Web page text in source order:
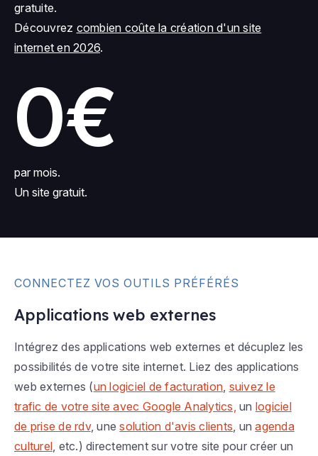
gratuite.
Découvrez combien coûte la création d'un site
internet en 2026.
0€
par mois.
Un site gratuit.
CONNECTEZ VOS OUTILS PRÉFÉRÉS
Applications web externes
Intégrez des applications web externes et décuplez les
possibilités de votre site internet. Liez des applications
web externes (un logiciel de facturation, suivez le
trafic de votre site avec Google Analytics, un logiciel
de prise de rdv, unesolution d'avis clients, unagenda
culturel, etc.) directement sur votre site pour créer un